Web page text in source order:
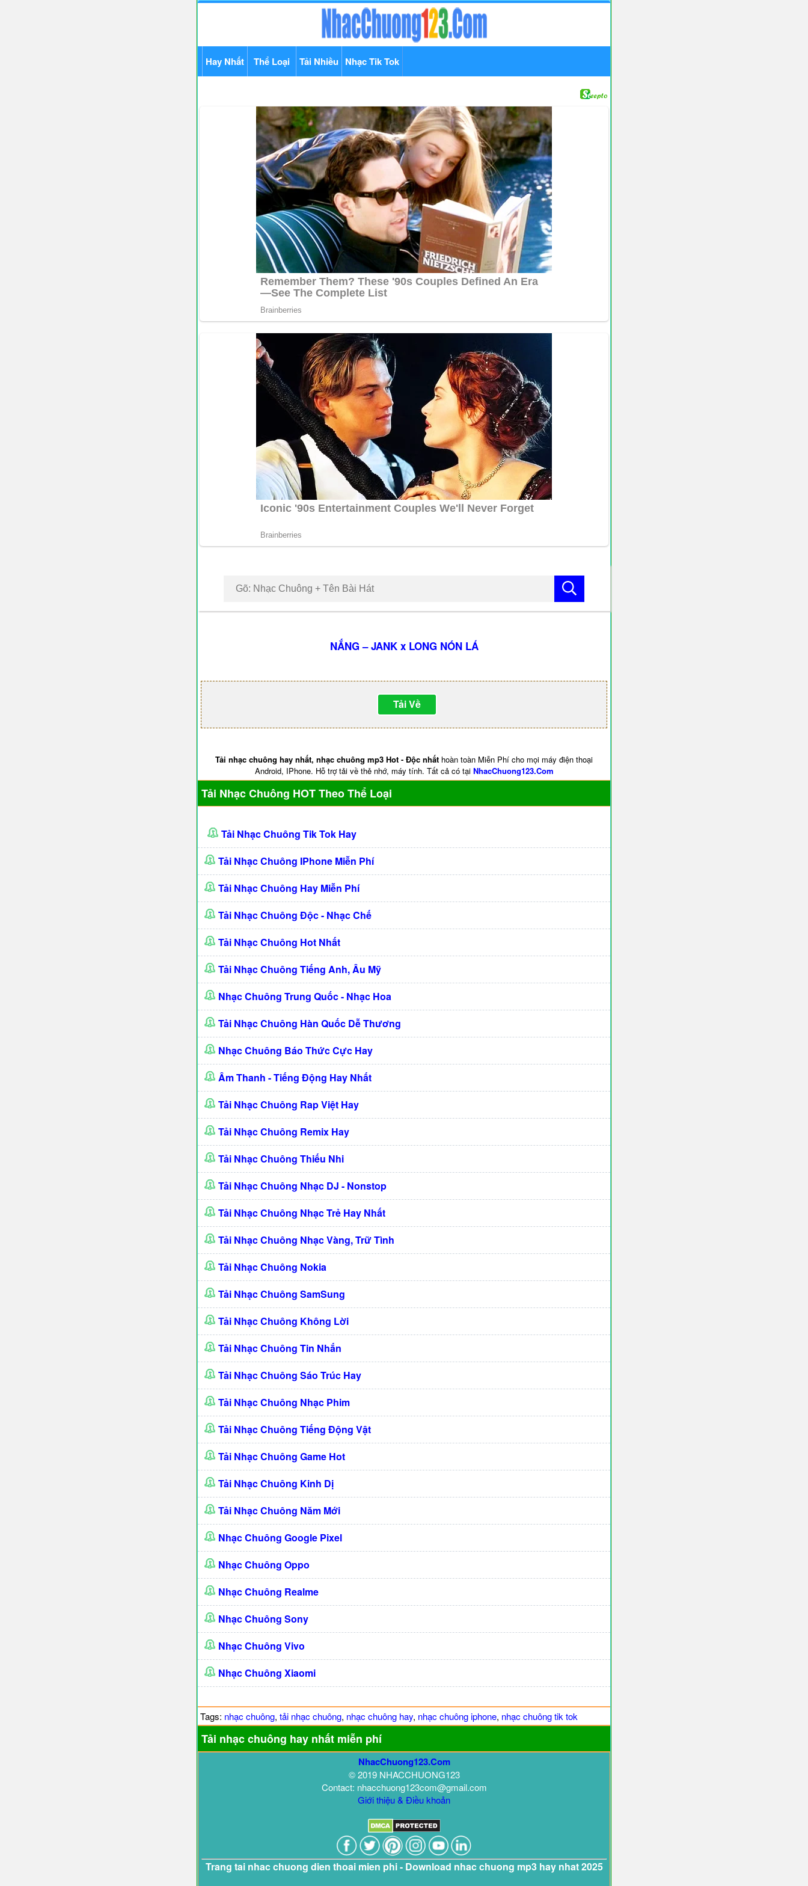
Hay Nhất Thể Loại Tải Nhiều Nhạc Tik Tok
NẮNG – JANK x LONG NÓN LÁ
Tải Về
Tải nhạc chuông hay nhất, nhạc chuông mp3 Hot - Độc nhất hoàn toàn Miễn Phí cho mọi máy điện thoại
Android, IPhone. Hỗ trợ tải về thẻ nhớ, máy tính. Tất cả có tại NhacChuong123.Com
Tải Nhạc Chuông HOT Theo Thể Loại
Tải Nhạc Chuông Tik Tok Hay
Tải Nhạc Chuông IPhone Miễn Phí
Tải Nhạc Chuông Hay Miễn Phí
Tải Nhạc Chuông Độc - Nhạc Chế
Tải Nhạc Chuông Hot Nhất
Tải Nhạc Chuông Tiếng Anh, Âu Mỹ
Nhạc Chuông Trung Quốc - Nhạc Hoa
Tải Nhạc Chuông Hàn Quốc Dễ Thương
Nhạc Chuông Báo Thức Cực Hay
Âm Thanh - Tiếng Động Hay Nhất
Tải Nhạc Chuông Rap Việt Hay
Tải Nhạc Chuông Remix Hay
Tải Nhạc Chuông Thiếu Nhi
Tải Nhạc Chuông Nhạc DJ - Nonstop
Tải Nhạc Chuông Nhạc Trẻ Hay Nhất
Tải Nhạc Chuông Nhạc Vàng, Trữ Tình
Tải Nhạc Chuông Nokia
Tải Nhạc Chuông SamSung
Tải Nhạc Chuông Không Lời
Tải Nhạc Chuông Tin Nhắn
Tải Nhạc Chuông Sáo Trúc Hay
Tải Nhạc Chuông Nhạc Phim
Tải Nhạc Chuông Tiếng Động Vật
Tải Nhạc Chuông Game Hot
Tải Nhạc Chuông Kinh Dị
Tải Nhạc Chuông Năm Mới
Nhạc Chuông Google Pixel
Nhạc Chuông Oppo
Nhạc Chuông Realme
Nhạc Chuông Sony
Nhạc Chuông Vivo
Nhạc Chuông Xiaomi
Tags: nhạc chuông, tải nhạc chuông, nhạc chuông hay, nhạc chuông iphone, nhạc chuông tik tok
Tải nhạc chuông hay nhất miễn phí
NhacChuong123.Com
© 2019 NHACCHUONG123
Contact: nhacchuong123com@gmail.com
Giới thiệu & Điều khoản
Trang tai nhac chuong dien thoai mien phi - Download nhac chuong mp3 hay nhat 2025